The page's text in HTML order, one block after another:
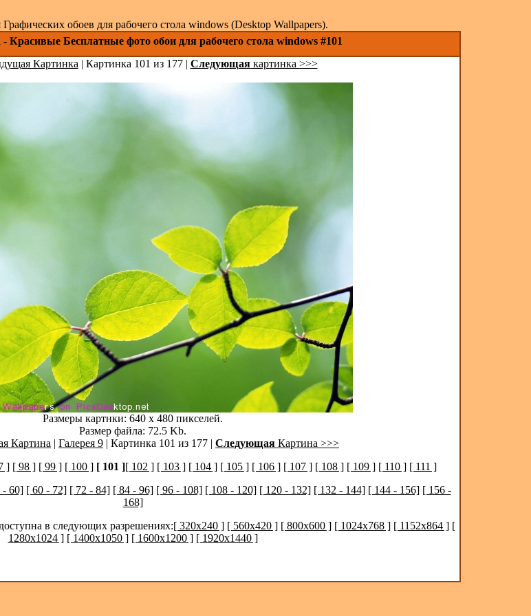
обоев для рабочего стола windows (Desktop Wallpapers).
Красивые Бесплатные фото обои для рабочего стола windows #101
Картинка | Картинка 101 из 177 | Следующаякартинка >>>
Размеры картнки: 640 x 480 пикселей.
Размер файла: 72.5 Kb.
Картина | Галерея 9 | Картинка 101 из 177 | Следующая Картина >>>
] [ 98 ] [ 99 ] [ 100 ] [ 101 ][ 102 ] [ 103 ] [ 104 ] [ 105 ] [ 106 ] [ 107 ] [ 108 ] [ 109 ] [ 110 ] [ 111 ]
- 60] [ 60 - 72] [ 72 - 84] [ 84 - 96] [ 96 - 108] [ 108 - 120] [ 120 - 132] [ 132 - 144] [ 144 - 156] [ 156 -
168]
в следующих разрешениях:[ 320x240 ] [ 560x420 ] [ 800x600 ] [ 1024x768 ] [ 1152x864 ] [
1280x1024 ] [ 1400x1050 ] [ 1600x1200 ] [ 1920x1440 ]